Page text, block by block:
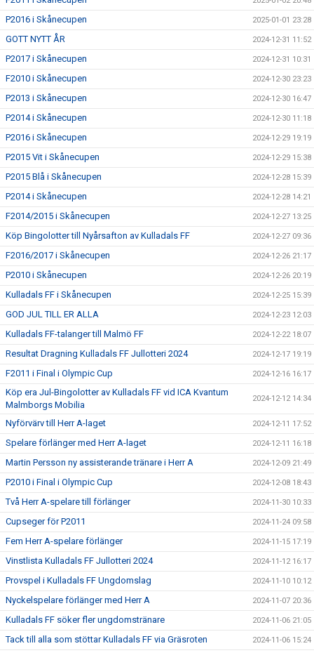
P2016 i Skånecupen 2025-01-01 23:28
GOTT NYTT ÅR 2024-12-31 11:52
P2017 i Skånecupen 2024-12-31 10:31
F2010 i Skånecupen 2024-12-30 23:23
P2013 i Skånecupen 2024-12-30 16:47
P2014 i Skånecupen 2024-12-30 11:18
P2016 i Skånecupen 2024-12-29 19:19
P2015 Vit i Skånecupen 2024-12-29 15:38
P2015 Blå i Skånecupen 2024-12-28 15:39
P2014 i Skånecupen 2024-12-28 14:21
F2014/2015 i Skånecupen 2024-12-27 13:25
Köp Bingolotter till Nyårsafton av Kulladals FF 2024-12-27 09:36
F2016/2017 i Skånecupen 2024-12-26 21:17
P2010 i Skånecupen 2024-12-26 20:19
Kulladals FF i Skånecupen 2024-12-25 15:39
GOD JUL TILL ER ALLA 2024-12-23 12:03
Kulladals FF-talanger till Malmö FF 2024-12-22 18:07
Resultat Dragning Kulladals FF Jullotteri 2024 2024-12-17 19:19
F2011 i Final i Olympic Cup 2024-12-16 16:17
Köp era Jul-Bingolotter av Kulladals FF vid ICA Kvantum
Malmborgs Mobilia
2024-12-12 14:34
Nyförvärv till Herr A-laget 2024-12-11 17:52
Spelare förlänger med Herr A-laget 2024-12-11 16:18
Martin Persson ny assisterande tränare i Herr A 2024-12-09 21:49
P2010 i Final i Olympic Cup 2024-12-08 18:43
Två Herr A-spelare till förlänger 2024-11-30 10:33
Cupseger för P2011 2024-11-24 09:58
Fem Herr A-spelare förlänger 2024-11-15 17:19
Vinstlista Kulladals FF Jullotteri 2024 2024-11-12 16:17
Provspel i Kulladals FF Ungdomslag 2024-11-10 10:12
Nyckelspelare förlänger med Herr A 2024-11-07 20:36
Kulladals FF söker fler ungdomstränare 2024-11-06 21:05
Tack till alla som stöttar Kulladals FF via Gräsroten 2024-11-06 15:24